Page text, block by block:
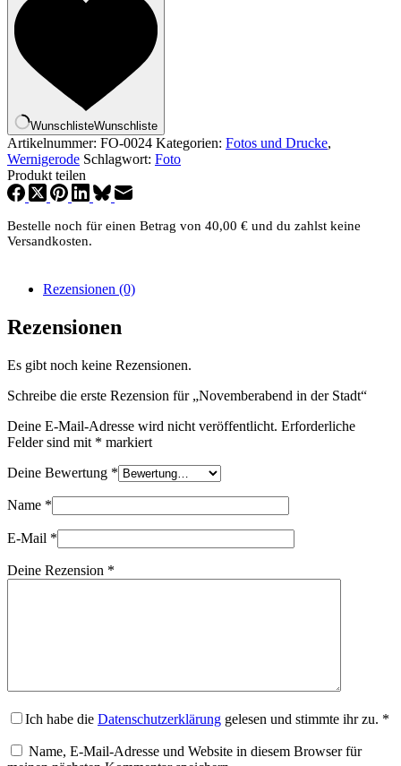
WunschlisteWunschliste
Artikelnummer: FO-0024 Kategorien: Fotos und Drucke,
Wernigerode Schlagwort: Foto
Produkt teilen
Bestelle noch für einen Betrag von 40,00 € und du zahlst keine
Versandkosten.
Rezensionen (0)
Rezensionen
Es gibt noch keine Rezensionen.
Schreibe die erste Rezension für „Novemberabend in der Stadt“
Deine E-Mail-Adresse wird nicht veröffentlicht. Erforderliche
Felder sind mit * markiert
Deine Bewertung *
Name *
E-Mail *
Deine Rezension *
Ich habe die Datenschutzerklärung gelesen und stimmte ihr zu. *
Name, E-Mail-Adresse und Website in diesem Browser für